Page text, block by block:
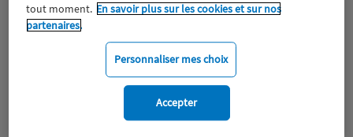
tout moment. En savoir plus sur les cookies et sur nos
partenaires.
Personnaliser mes choix
Accepter